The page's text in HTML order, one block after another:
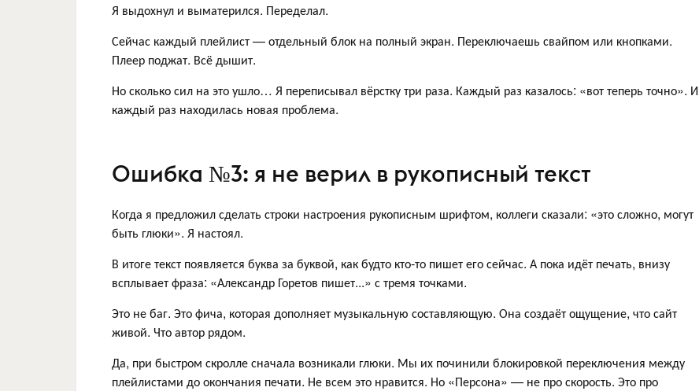
Я выдохнул и выматерился. Переделал.
Сейчас каждый плейлист — отдельный блок на полный экран. Переключаешь свайпом или кнопками.
Плеер поджат. Всё дышит.
Но сколько сил на это ушло… Я переписывал вёрстку три раза. Каждый раз казалось: «вот теперь точно». И
каждый раз находилась новая проблема.
Ошибка №3: я не верил в рукописный текст
Когда я предложил сделать строки настроения рукописным шрифтом, коллеги сказали: «это сложно, могут
быть глюки». Я настоял.
В итоге текст появляется буква за буквой, как будто кто-то пишет его сейчас. А пока идёт печать, внизу
всплывает фраза: «Александр Горетов пишет...» с тремя точками.
Это не баг. Это фича, которая дополняет музыкальную составляющую. Она создаёт ощущение, что сайт
живой. Что автор рядом.
Да, при быстром скролле сначала возникали глюки. Мы их починили блокировкой переключения между
плейлистами до окончания печати. Не всем это нравится. Но «Персона» — не про скорость. Это про